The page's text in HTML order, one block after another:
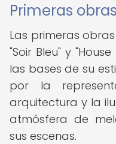
Primeras
Las primeras
"Soir Bleu" y
las bases de su
por la
arquitectura y la
atmósfera de
sus escenas.